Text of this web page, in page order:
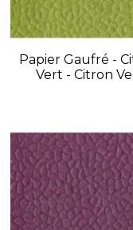
Papier Gaufré -
Vert - Citron